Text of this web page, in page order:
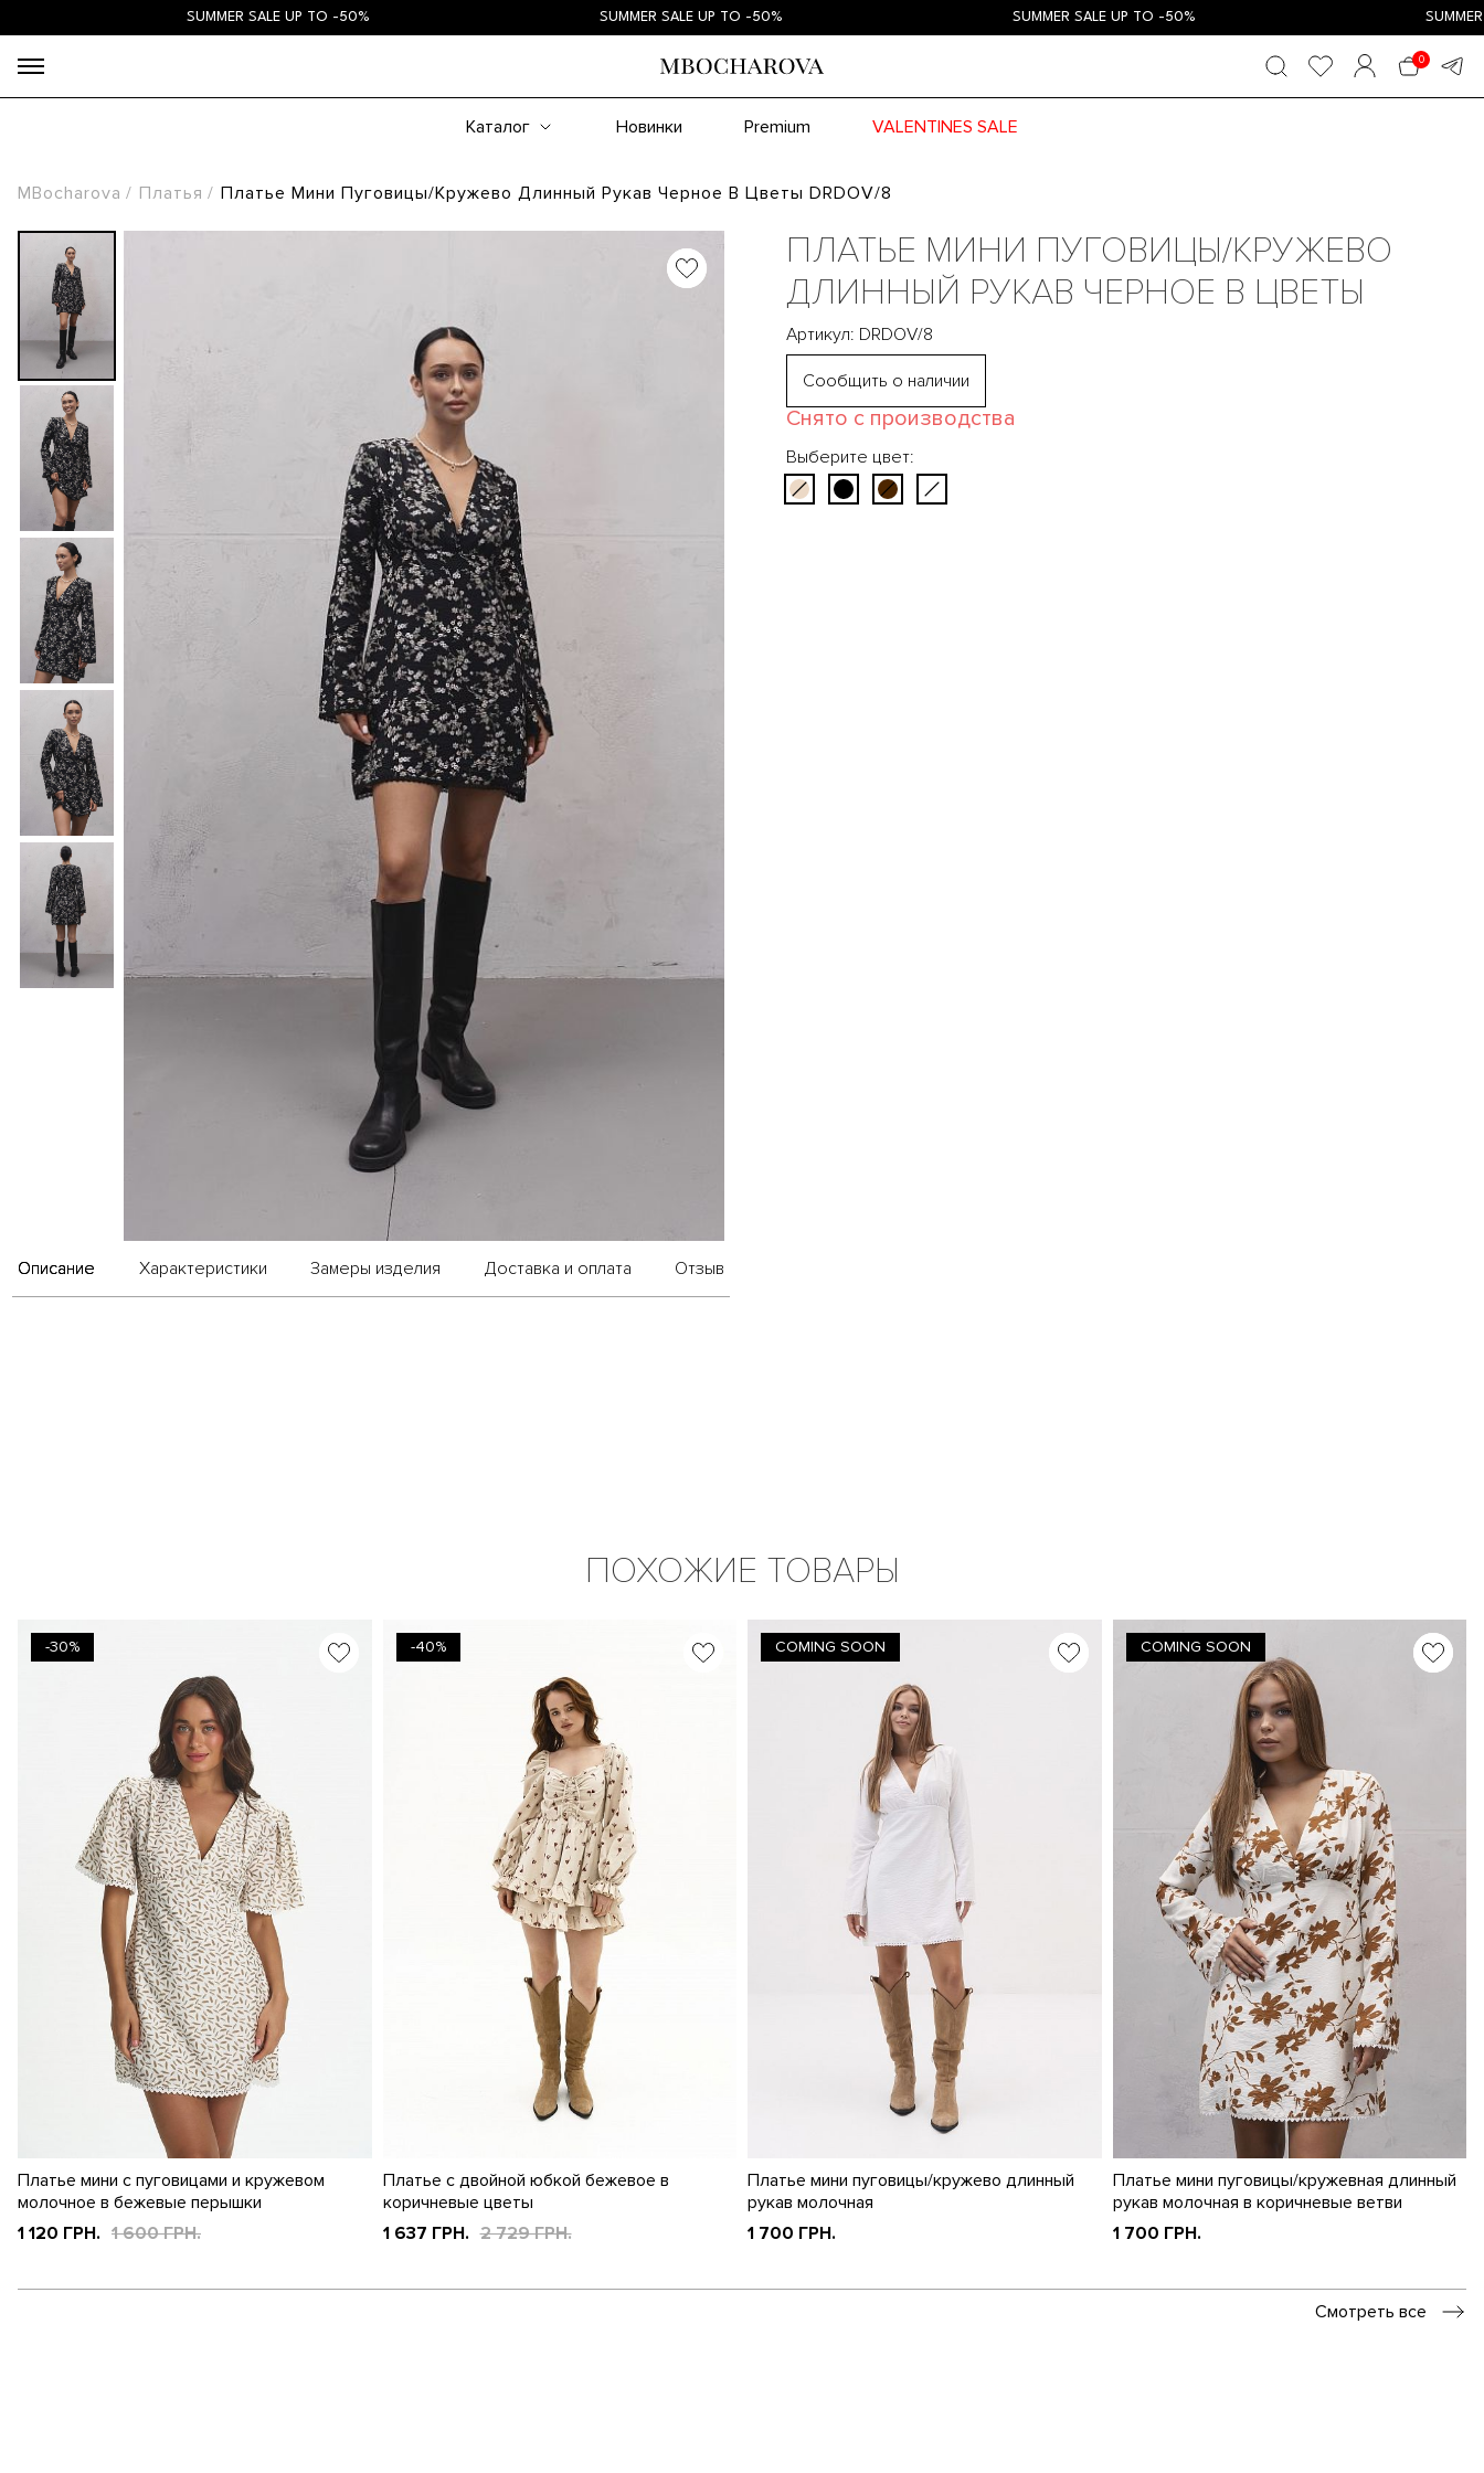
SUMMER SALE UP TO -50% SUMMER SALE UP TO -50% SUMMER SALE UP TO -50% SUMMER
0
Каталог Новинки Premium VALENTINES SALE
MBocharova Платья Платье Мини Пуговицы/кружево Длинный Рукав Черное В Цветы DRDOV/8
Описание Характеристики Замеры изделия Доставка и оплата Отзыв
ПЛАТЬЕ МИНИ ПУГОВИЦЫ/КРУЖЕВО
ДЛИННЫЙ РУКАВ ЧЕРНОЕ В ЦВЕТЫ
Артикул: DRDOV/8
Сообщить о наличии
Снято с производства
Выберите цвет:
ПОХОЖИЕ ТОВАРЫ
-30%
Платье мини с пуговицами и кружевом
молочное в бежевые перышки
1 120 ГРН. 1 600 ГРН.
-40%
Платье с двойной юбкой бежевое в
коричневые цветы
1 637 ГРН. 2 729 ГРН.
COMING SOON
Платье мини пуговицы/кружево длинный
рукав молочная
1 700 ГРН.
COMING SOON
Платье мини пуговицы/кружевная длинный
рукав молочная в коричневые ветви
1 700 ГРН.
Смотреть все